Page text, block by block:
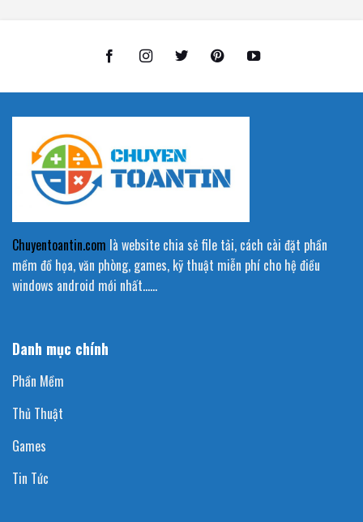
Chuyentoantin.com là website chia sẻ file tải, cách cài đặt phần
mềm đồ họa, văn phòng, games, kỹ thuật miễn phí cho hệ điều
windows android mới nhất……
Danh mục chính
Phần Mềm
Thủ Thuật
Games
Tin Tức